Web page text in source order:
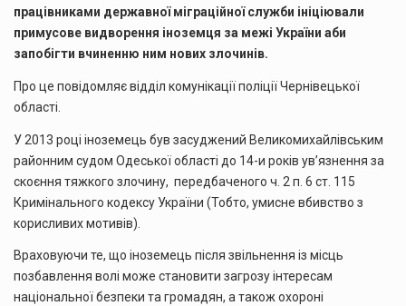
працівниками державної міграційної служби ініціювали
примусове видворення іноземця за межі України аби
запобігти вчиненню ним нових злочинів.
Про це повідомляє відділ комунікації поліції Чернівецької
області.
У 2013 році іноземець був засуджений Великомихайлівським
районним судом Одеської області до 14-и років ув’язнення за
скоєння тяжкого злочину, передбаченого ч. 2 п. 6 ст. 115
Кримінального кодексу України (Тобто, умисне вбивство з
корисливих мотивів).
Враховуючи те, що іноземець після звільнення із місць
позбавлення волі може становити загрозу інтересам
національної безпеки та громадян, а також охороні